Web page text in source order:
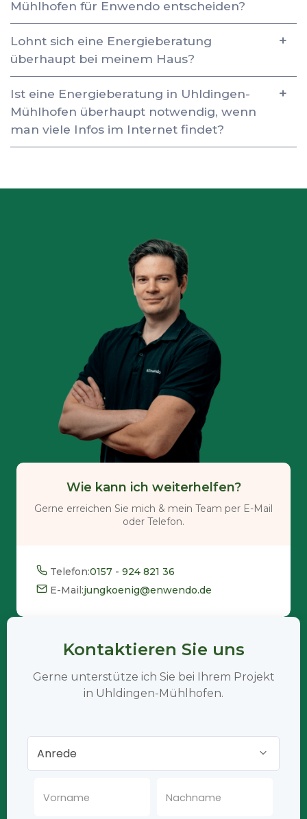
Mühlhofen für Enwendo entscheiden?
Lohnt sich eine Energieberatung
überhaupt bei meinem Haus?
Ist eine Energieberatung in Uhldingen-
Mühlhofen überhaupt notwendig, wenn
man viele Infos im Internet findet?
Wie kann ich weiterhelfen?
Gerne erreichen Sie mich & mein Team per E-Mail
oder Telefon.
Telefon:0157 - 924 821 36
E-Mail:jungkoenig@enwendo.de
Kontaktieren Sie uns
Gerne unterstütze ich Sie bei Ihrem Projekt
in Uhldingen-Mühlhofen.